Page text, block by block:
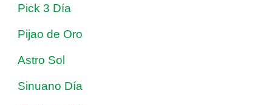
Pick 3 Día
Pijao de Oro
Astro Sol
Sinuano Día